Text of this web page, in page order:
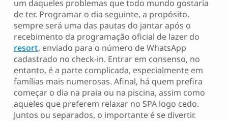
um daqueles problemas que todo mundo gostaria
de ter. Programar o dia seguinte, a propósito,
sempre será uma das pautas do jantar após o
recebimento da programação oficial de lazer do
resort, enviado para o número de WhatsApp
cadastrado no check-in. Entrar em consenso, no
entanto, é a parte complicada, especialmente em
famílias mais numerosas. Afinal, há quem prefira
começar o dia na praia ou na piscina, assim como
aqueles que preferem relaxar no SPA logo cedo.
Juntos ou separados, o importante é se divertir.